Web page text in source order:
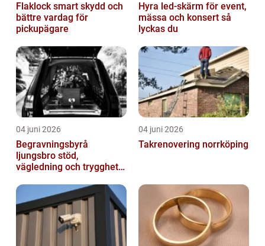
Flaklock smart skydd och
bättre vardag för
pickupägare
Hyra led-skärm för event,
mässa och konsert så
lyckas du
04 juni 2026
Begravningsbyrå
ljungsbro stöd,
vägledning och trygghet
04 juni 2026
Takrenovering norrköping